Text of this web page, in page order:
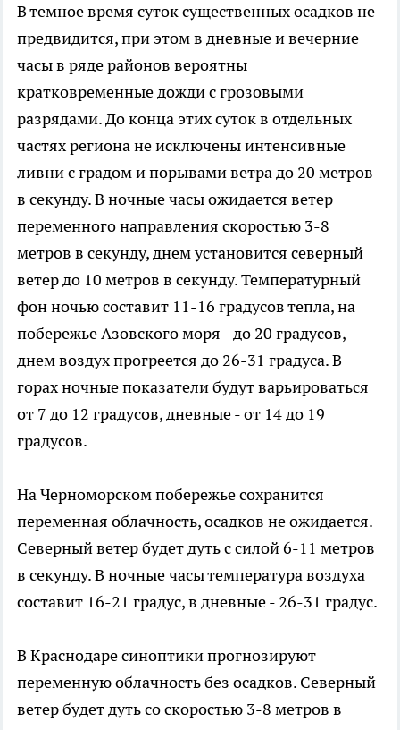
В темное время суток существенных осадков не
предвидится, при этом в дневные и вечерние
часы в ряде районов вероятны
кратковременные дожди с грозовыми
разрядами. До конца этих суток в отдельных
частях региона не исключены интенсивные
ливни с градом и порывами ветра до 20 метров
в секунду. В ночные часы ожидается ветер
переменного направления скоростью 3-8
метров в секунду, днем установится северный
ветер до 10 метров в секунду. Температурный
фон ночью составит 11-16 градусов тепла, на
побережье Азовского моря - до 20 градусов,
днем воздух прогреется до 26-31 градуса. В
горах ночные показатели будут варьироваться
от 7 до 12 градусов, дневные - от 14 до 19
градусов.
На Черноморском побережье сохранится
переменная облачность, осадков не ожидается.
Северный ветер будет дуть с силой 6-11 метров
в секунду. В ночные часы температура воздуха
составит 16-21 градус, в дневные - 26-31 градус.
В Краснодаре синоптики прогнозируют
переменную облачность без осадков. Северный
ветер будет дуть со скоростью 3-8 метров в